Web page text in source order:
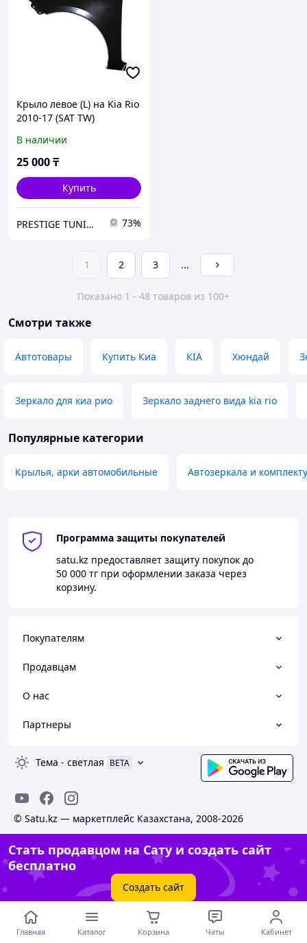
Крыло левое (L) на Kia Rio
2010-17 (SAT TW)
В наличии
25 000₸
Купить
PRESTIGE TUNING 73%
1 2 3 ...
Показано 1 - 48 товаров из 100+
Смотри также
Автотовары Купить Киа KIA Хюндай
Зеркало для киа рио Зеркало заднего вида kia rio
Популярные категории
Крылья, арки автомобильные Автозеркала и
Программа защиты покупателей
satu.kz предоставляет защиту покупок до
50 000 тг при оформлении заказа через
корзину.
Покупателям
Продавцам
О нас
Партнеры
Тема - светлая BETA
© Satu.kz — маркетплейс Казахстана, 2008-2026
Стать продавцом на Сату и создать сайт
бесплатно
Создать сайт
Главная Каталог Корзина Чаты Кабинет